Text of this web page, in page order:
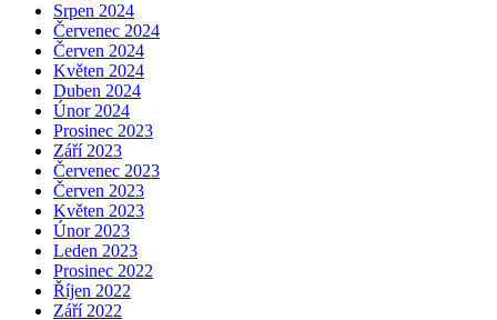
Srpen 2024
Červenec 2024
Červen 2024
Květen 2024
Duben 2024
Únor 2024
Prosinec 2023
Září 2023
Červenec 2023
Červen 2023
Květen 2023
Únor 2023
Leden 2023
Prosinec 2022
Říjen 2022
Září 2022